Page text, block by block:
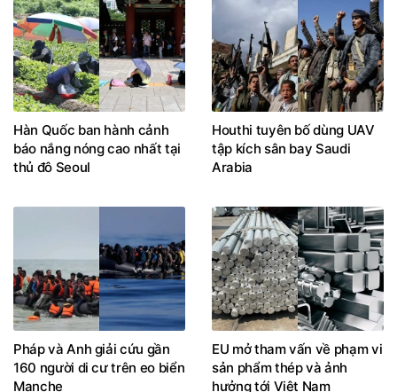
Hàn Quốc ban hành cảnh
báo nắng nóng cao nhất tại
thủ đô Seoul
Houthi tuyên bố dùng UAV
tập kích sân bay Saudi
Arabia
Pháp và Anh giải cứu gần
160 người di cư trên eo biển
Manche
EU mở tham vấn về phạm vi
sản phẩm thép và ảnh
hưởng tới Việt Nam